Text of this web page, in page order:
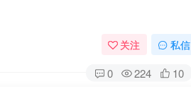
关注 私信
0 224 10